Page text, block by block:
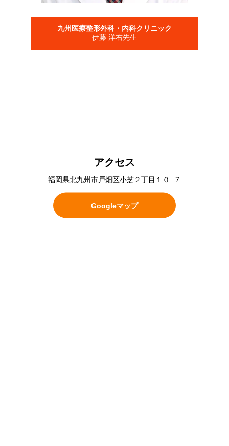
九州医療整形外科・内科クリニック
伊藤 洋右先生
アクセス
福岡県北九州市戸畑区小芝２丁目１０−７
Googleマップ